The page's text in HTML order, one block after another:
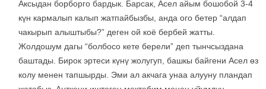
Аксыдан борборго бардык. Барсак, Асел айым бошобой 3-4
күн кармалып калып жатпайбызбы, анда ого бетер “алдап
чакырып алыштыбы?” деген ой коё бербей жатты.
Жолдошум дагы “болбосо кете берели” деп тынчсыздана
баштады. Бирок эртеси күнү жолугуп, башкы байгени Асел өз
колу менен тапшырды. Эми ал акчага унаа алууну пландап